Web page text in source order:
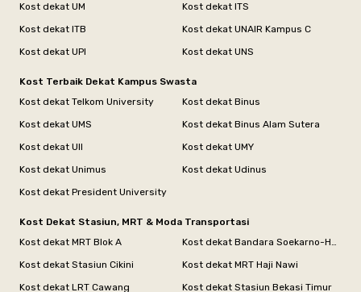
Kost dekat UM
Kost dekat ITS
Kost dekat ITB
Kost dekat UNAIR Kampus C
Kost dekat UPI
Kost dekat UNS
Kost Terbaik Dekat Kampus Swasta
Kost dekat Telkom University
Kost dekat Binus
Kost dekat UMS
Kost dekat Binus Alam Sutera
Kost dekat UII
Kost dekat UMY
Kost dekat Unimus
Kost dekat Udinus
Kost dekat President University
Kost Dekat Stasiun, MRT & Moda Transportasi
Kost dekat MRT Blok A
Kost dekat Bandara Soekarno-Hatta
Kost dekat Stasiun Cikini
Kost dekat MRT Haji Nawi
Kost dekat LRT Cawang
Kost dekat Stasiun Bekasi Timur